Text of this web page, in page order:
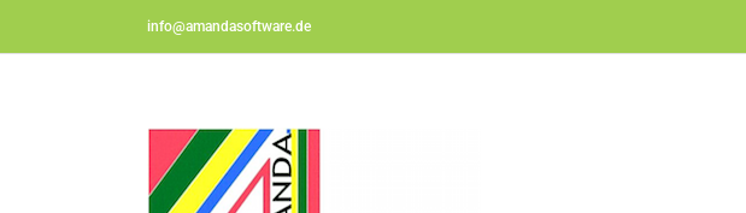
to
info@amandasoftware.de